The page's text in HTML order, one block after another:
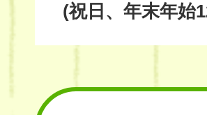
(祝日、年末年始